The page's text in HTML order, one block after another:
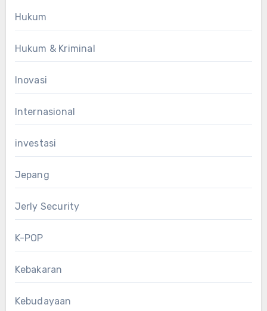
Hukum
Hukum & Kriminal
Inovasi
Internasional
investasi
Jepang
Jerly Security
K-POP
Kebakaran
Kebudayaan